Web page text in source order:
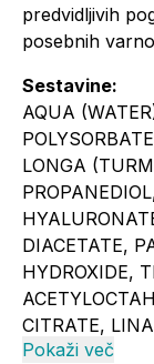
predvidljivih
posebnih
Sestavine:
AQUA
LONGA
DIACETATE,
HYDROXIDE,
CITRATE,
LINALYL
Pokaži več